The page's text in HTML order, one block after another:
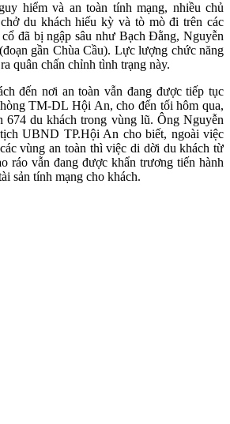
hiểm và an toàn tính mạng, nhiều chủ
du khách hiếu kỳ và tò mò đi trên các
đã bị ngập sâu như Bạch Đằng, Nguyễn
gần Chùa Cầu). Lực lượng chức năng
quân chấn chỉnh tình trạng này.
đến nơi an toàn vẫn đang được tiếp tục
TM-DL Hội An, cho đến tối hôm qua,
674 du khách trong vùng lũ. Ông Nguyễn
UBND TP.Hội An cho biết, ngoài việc
vùng an toàn thì việc di dời du khách từ
ráo vẫn đang được khẩn trương tiến hành
sản tính mạng cho khách.